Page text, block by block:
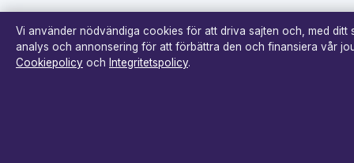
Vi använder nödvändiga cookies för att driva sajten och, med ditt
analys och annonsering för att förbättra den och finansiera vår
Cookiepolicy och Integritetspolicy.